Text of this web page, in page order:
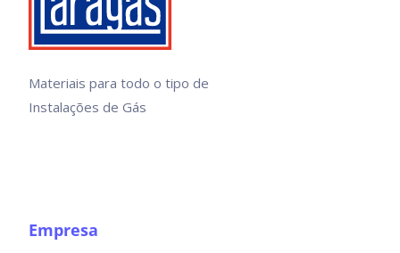
Materiais para todo o tipo de
Instalações de Gás
Empresa